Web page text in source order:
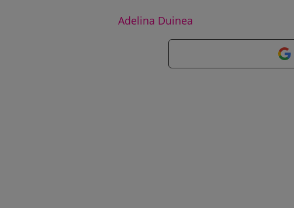
Adelina Duinea